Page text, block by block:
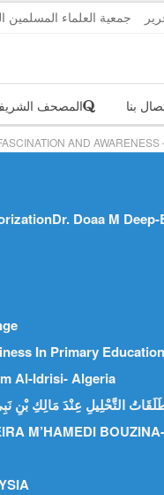
جمعية العلماء المسلمين
المصحف بنا
AND
Doaa M
In Primary
Al-Idrisi- Algeria
M’HAMEDI